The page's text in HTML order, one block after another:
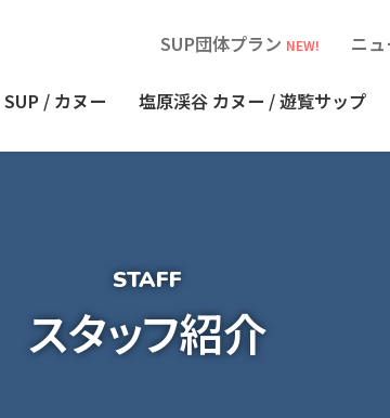
SUP / カヌー 塩原渓谷 カヌー / 遊覧サップ
SUP団体プラン NEW! ニ
スタッフ紹介